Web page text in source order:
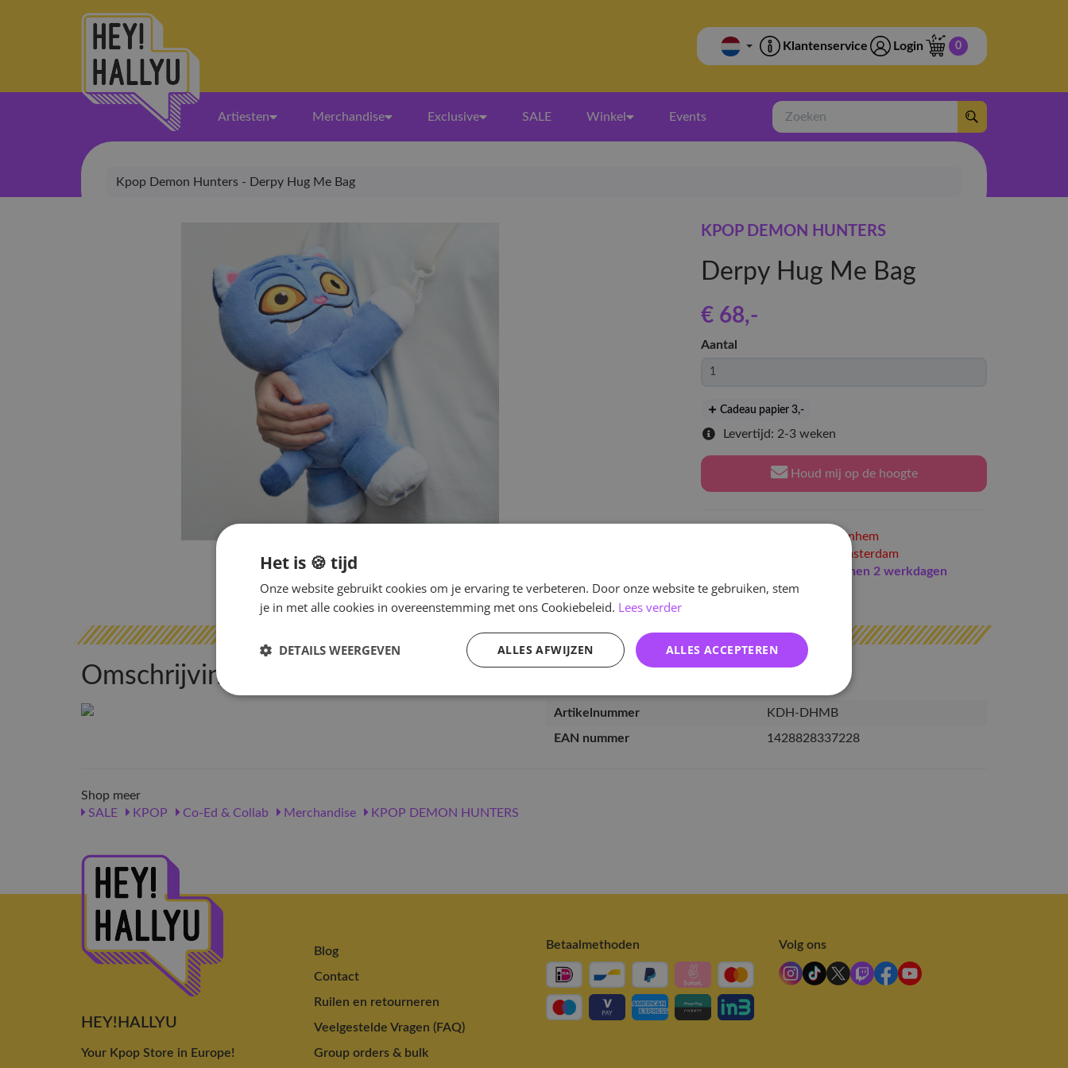
Klantenservice Login 0
Artiesten Merchandise Exclusive SALE Winkel Events
Zoeken
Kpop Demon Hunters - Derpy Hug Me Bag
KPOP DEMON HUNTERS
Derpy Hug Me Bag
€ 68,-
Aantal
Cadeau papier 3,-
Levertijd: 2-3 weken
Houd mij op de hoogte
in Arnhem
in Amsterdam
binnen 2 werkdagen
verzonden
Omschrijving Specificaties
Artikelnummer
KDH-DHMB
EAN nummer
1428828337228
Shop meer
SALE
KPOP Co-Ed & Collab Merchandise KPOP DEMON HUNTERS
HEY!HALLYU
Your Kpop Store in Europe!
Blog
Contact
Ruilen en retourneren
Veelgestelde Vragen (FAQ)
Group orders & bulk
Betaalmethoden Volg ons
Het is 🍪 tijd
Onze website gebruikt cookies om je ervaring te verbeteren. Door onze website te gebruiken, stem
je in met alle cookies in overeenstemming met ons Cookiebeleid. Lees verder
ALLES ACCEPTEREN
ALLES AFWIJZEN
DETAILS WEERGEVEN